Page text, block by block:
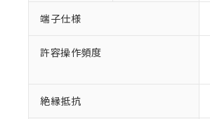
端子仕様
許容操作頻度
絶縁抵抗